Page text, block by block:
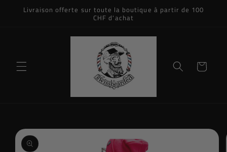
passer
Livraison offerte sur toute la boutique à partir de 100
CHF d'achat
Panier
Passer aux
informations
produits